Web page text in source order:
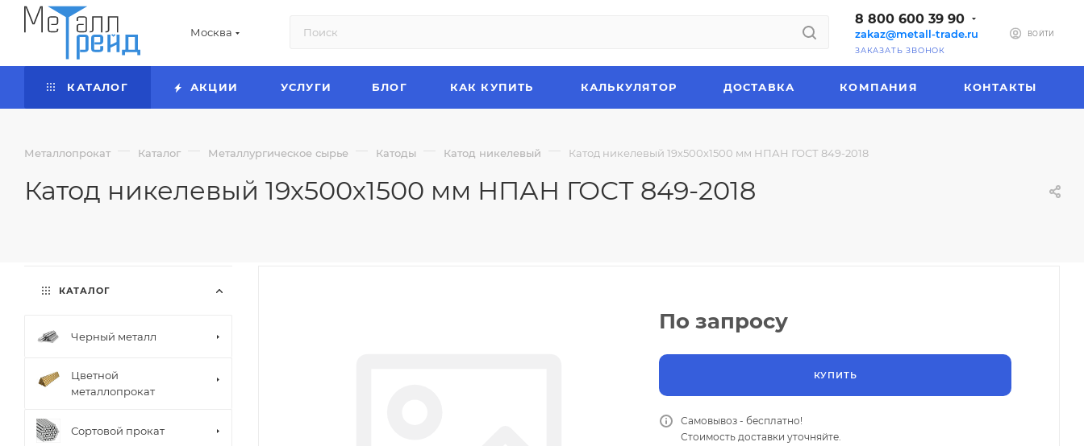
Москва
8 800 600 39 90
zakaz@metall-trade.ru
ЗАКАЗАТЬ ЗВОНОК
ВОЙТИ
КАТАЛОГ АКЦИИ УСЛУГИ БЛОГ КАК КУПИТЬ КАЛЬКУЛЯТОР ДОСТАВКА КОМПАНИЯ КОНТАКТЫ
Металлопрокат — Каталог — Металлургическое сырье — Катоды — Катод никелевый — Катод никелевый 19х500х1500 мм НПАН ГОСТ 849-2018
Катод никелевый 19х500х1500 мм НПАН ГОСТ 849-2018
По запросу
КУПИТЬ
Самовывоз - бесплатно!
Стоимость доставки уточняйте.
КАТАЛОГ
Черный металл
Цветной
металлопрокат
Сортовой прокат